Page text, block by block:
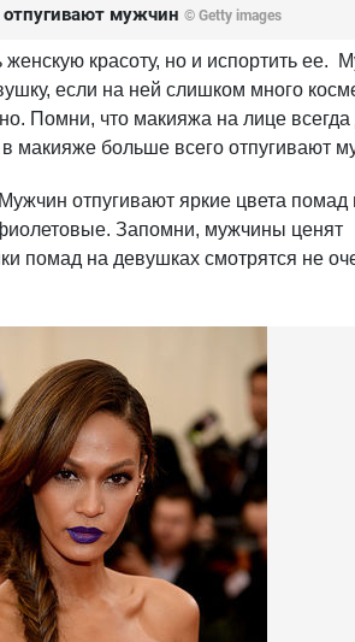
мужчин © Getty images
красоту, но и испортить ее.
если на ней слишком много
Помни, что макияжа на лице
макияже больше всего отпугивают
Мужчин отпугивают яркие цвета помад
Запомни, мужчины ценят
помад на девушках смотрятся не